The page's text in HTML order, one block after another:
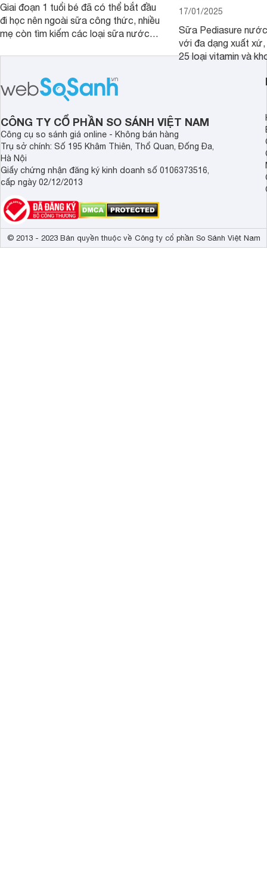
Giai đoạn 1 tuổi bé đã có thể bắt đầu
đi học nên ngoài sữa công thức, nhiều
mẹ còn tìm kiếm các loại sữa nước
trẻ. Dưới đây là 7 loại sữa nước phát
1 tuổi tốt mà mẹ bỉm nên lựa chọn.
17/01/2025
Sữa Pediasure
với đa dạng xuất
25 loại vitamin và
CÔNG TY CỔ PHẦN SO SÁNH VIỆT NAM
Công cụ so sánh giá online - Không bán hàng
Trụ sở chính: Số 195 Khâm Thiên, Thổ Quan, Đống Đa,
Hà Nội
Giấy chứng nhận đăng ký kinh doanh số 0106373516,
cấp ngày 02/12/2013
© 2013 - 2023 Bản quyền thuộc về Công ty cổ phần So Sánh Việt Nam